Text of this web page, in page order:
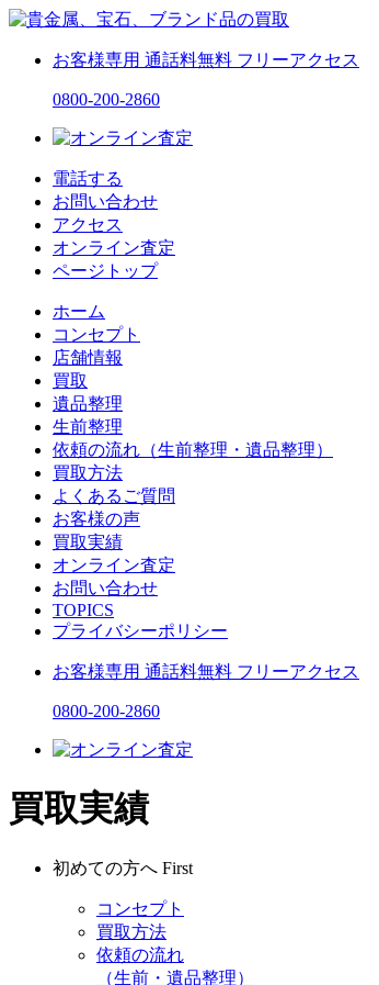
お客様専用 通話料無料 フリーアクセス
0800-200-2860
電話する
お問い合わせ
アクセス
オンライン査定
ページトップ
ホーム
コンセプト
店舗情報
買取
遺品整理
生前整理
依頼の流れ（生前整理・遺品整理）
買取方法
よくあるご質問
お客様の声
買取実績
オンライン査定
お問い合わせ
TOPICS
プライバシーポリシー
お客様専用 通話料無料 フリーアクセス
0800-200-2860
買取実績
初めての方へ First
コンセプト
買取方法
依頼の流れ
（生前・遺品整理）